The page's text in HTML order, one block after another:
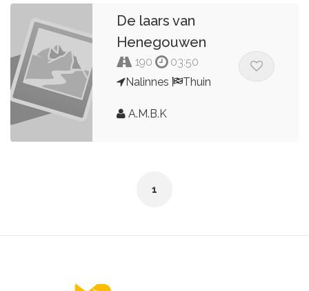
De laars van
Henegouwen
190
03:50
Nalinnes
Thuin
A.M.B.K
1